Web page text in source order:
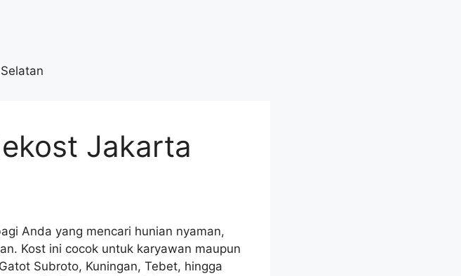
Jakarta
Anda yang mencari hunian nyaman,
Kost ini cocok untuk karyawan maupun
Subroto, Kuningan, Tebet, hingga